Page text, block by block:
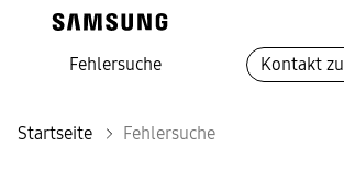
Fehlersuche Kontakt
Startseite Fehlersuche